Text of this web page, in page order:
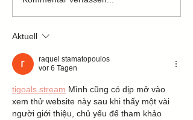
Aktuell
raquel stamatopoulos
vor 6 Tagen
tigoals.stream Mình cũng có dịp mở vào
xem thử website này sau khi thấy một vài
người giới thiệu, chủ yếu để tham khảo